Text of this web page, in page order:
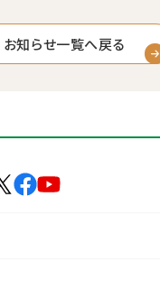
お知らせ一覧へ戻る